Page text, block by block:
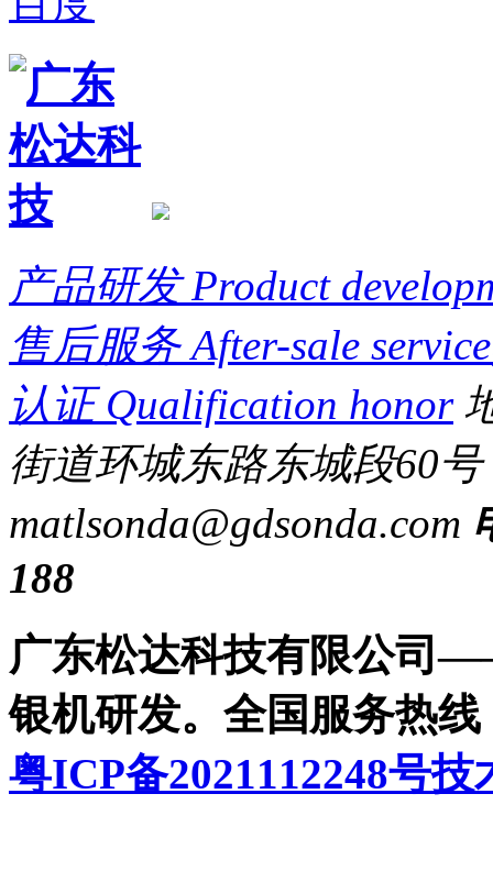
产品研发Product
售后服务After-sale service
认证Qualification honor
街道环城东路东城段60号
matlsonda@gdsonda.com
188
广东松达科技有限公司
银机研发。全国服务热线
粤ICP备2021112248号技